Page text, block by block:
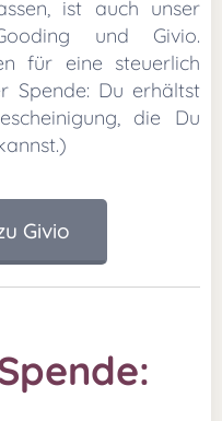
ist auch unser
und Givio.
für eine steuerlich
Spende: Du erhältst
die Du
Givio